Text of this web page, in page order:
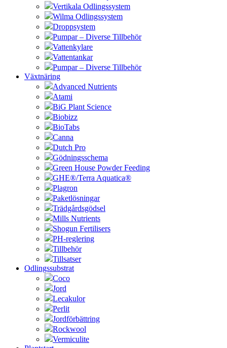
Vertikala Odlingssystem
Wilma Odlingssystem
Droppsystem
Pumpar – Diverse Tillbehör
Vattenkylare
Vattentankar
Pumpar – Diverse Tillbehör
Växtnäring
Advanced Nutrients
Atami
BiG Plant Science
Biobizz
BioTabs
Canna
Dutch Pro
Gödningsschema
Green House Powder Feeding
GHE®/Terra Aquatica®
Plagron
Paketlösningar
Trädgårdsgödsel
Mills Nutrients
Shogun Fertilisers
PH-reglering
Tillbehör
Tillsatser
Odlingssubstrat
Coco
Jord
Lecakulor
Perlit
Jordförbättring
Rockwool
Vermiculite